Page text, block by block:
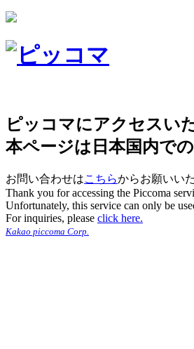
ピッコマにアクセスい
本ページは日本国内で
お問い合わせはこちらからお願いい
Thank you for accessing the Piccoma
Unfortunately, this service can only be
For inquiries, please click here.
Kakao piccoma Corp.